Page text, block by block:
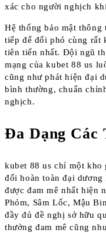
xác cho người nghịch
Hệ thống bảo mật thông
tiếp để đối phó cùng rất
tiên tiến nhất. Đội ngũ
mạng của kubet 88 us
cũng như phát hiện đại
bình thường, chuẩn
nghịch.
Đa Dạng Các
kubet 88 us chỉ một kho
đối hoàn toàn đại
được đam mê nhất hiện
Phỏm, Sâm Lốc, Mậu
đầy đủ đề nghị sở hữu
thưởng đam mê cũng